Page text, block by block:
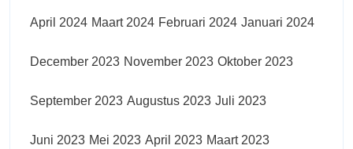
April 2024 Maart 2024 Februari 2024 Januari 2024
December 2023 November 2023 Oktober 2023
September 2023 Augustus 2023 Juli 2023
Juni 2023 Mei 2023 April 2023 Maart 2023